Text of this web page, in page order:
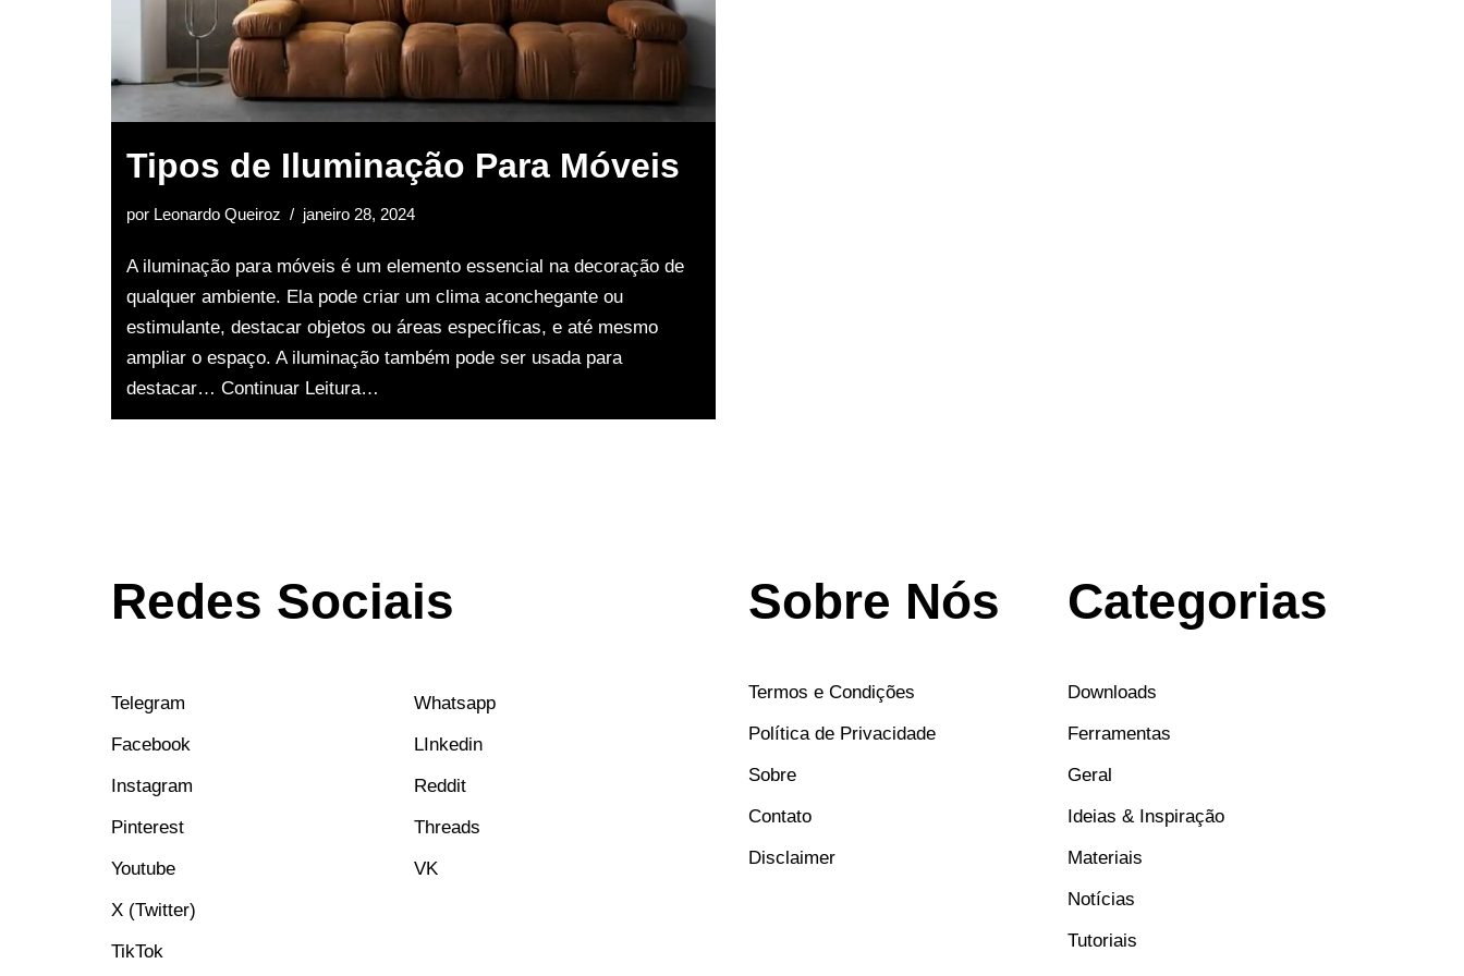
Tipos de Iluminação Para Móveis
por Leonardo Queiroz janeiro 28, 2024
A iluminação para móveis é um elemento essencial na decoração de
qualquer ambiente. Ela pode criar um clima aconchegante ou
estimulante, destacar objetos ou áreas específicas, e até mesmo
ampliar o espaço. A iluminação também pode ser usada para
destacar… Continuar Leitura…
Redes Sociais
Telegram
Facebook
Instagram
Pinterest
Youtube
X (Twitter)
TikTok
Whatsapp
LInkedin
Reddit
Threads
VK
Sobre Nós
Termos e Condições
Política de Privacidade
Sobre
Contato
Disclaimer
Categorias
Downloads
Ferramentas
Geral
Ideias & Inspiração
Materiais
Notícias
Tutoriais